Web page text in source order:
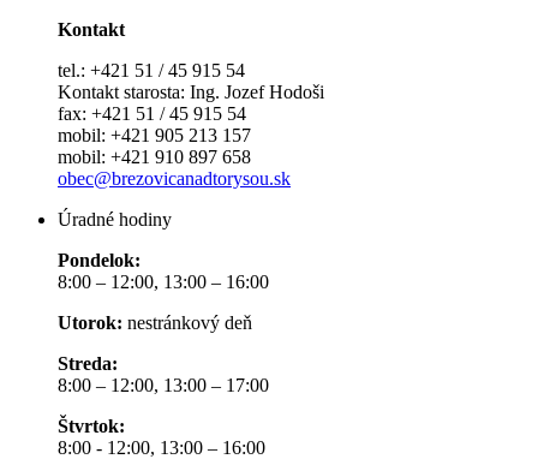
Kontakt
tel.: +421 51 / 45 915 54
Kontakt starosta: Ing. Jozef Hodoši
fax: +421 51 / 45 915 54
mobil: +421 905 213 157
mobil: +421 910 897 658
obec@brezovicanadtorysou.sk
Úradné hodiny
Pondelok:
8:00 – 12:00, 13:00 – 16:00
Utorok: nestránkový deň
Streda:
8:00 – 12:00, 13:00 – 17:00
Štvrtok:
8:00 - 12:00, 13:00 – 16:00